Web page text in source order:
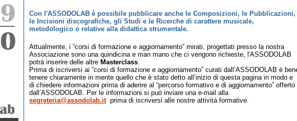
Con l'ASSODOLAB è possibile pubblicare anche le Composizioni, le Pubblicazioni,
le Incisioni discografiche, gli Studi e le Ricerche di carattere musicale,
metodologico o relative alla didattica strumentale.
Attualmente, i “corsi di formazione e aggiornamento” mirati, progettati presso la nostra
Associazione sono una quindicina e man mano che ci vengono richieste, l'ASSODOLAB
potrà inserire delle altre Masterclass.
Prima di iscriversi ai “corsi di formazione e aggiornamento” curati dall’ASSODOLAB è
tenere chiaramente in mente quello che è stato detto all’inizio di questa pagina in modo e
di chiedere informazioni prima di aderire al “percorso formativo e di aggiornamento” offerto
dall’ASSODOLAB. Per le informazioni si può inviare una e-mail alla
segreteria@assodolab.itprima di iscriversi alle nostre attività formative.